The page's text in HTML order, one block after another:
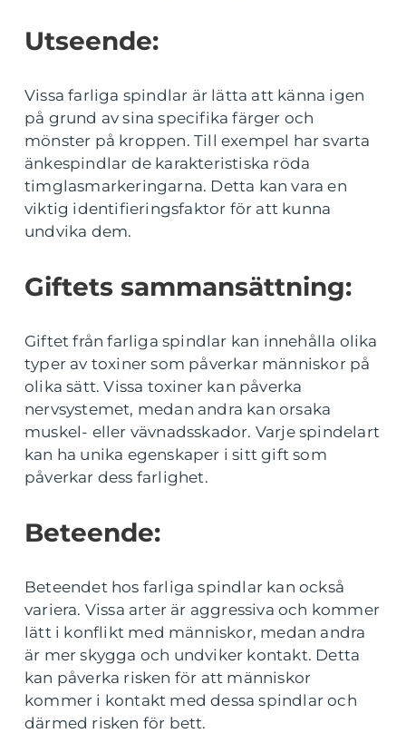
Utseende:
Vissa farliga spindlar är lätta att känna igen
på grund av sina specifika färger och
mönster på kroppen. Till exempel har svarta
änkespindlar de karakteristiska röda
timglasmarkeringarna. Detta kan vara en
viktig identifieringsfaktor för att kunna
undvika dem.
Giftets sammansättning:
Giftet från farliga spindlar kan innehålla olika
typer av toxiner som påverkar människor på
olika sätt. Vissa toxiner kan påverka
nervsystemet, medan andra kan orsaka
muskel- eller vävnadsskador. Varje spindelart
kan ha unika egenskaper i sitt gift som
påverkar dess farlighet.
Beteende:
Beteendet hos farliga spindlar kan också
variera. Vissa arter är aggressiva och kommer
lätt i konflikt med människor, medan andra
är mer skygga och undviker kontakt. Detta
kan påverka risken för att människor
kommer i kontakt med dessa spindlar och
därmed risken för bett.